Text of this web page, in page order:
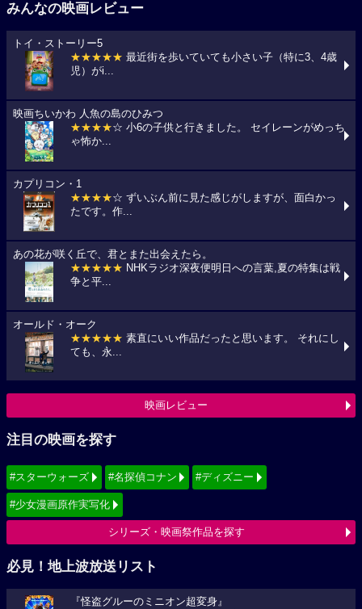
みんなの映画レビュー
トイ・ストーリー5
★★★★★ 最近街を歩いていても小さい子（特に3、4歳
児）がi...
映画ちいかわ 人魚の島のひみつ
★★★★☆ 小6の子供と行きました。 セイレーンがめっち
ゃ怖か...
カプリコン・1
★★★★☆ ずいぶん前に見た感じがしますが、面白かっ
たです。作...
あの花が咲く丘で、君とまた出会えたら。
★★★★★ NHKラジオ深夜便明日への言葉,夏の特集は戦
争と平...
オールド・オーク
★★★★★ 素直にいい作品だったと思います。 それにし
ても、永...
映画レビュー
注目の映画を探す
#スターウォーズ #名探偵コナン #ディズニー
#少女漫画原作実写化
シリーズ・映画祭作品を探す
必見！地上波放送リスト
『怪盗グルーのミニオン超変身』